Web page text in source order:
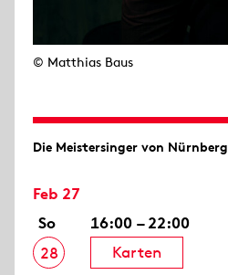
© Matthias Baus
Die Meistersinger von Nürnberg
Feb 27
So
28
16:00 – 22:00
Karten